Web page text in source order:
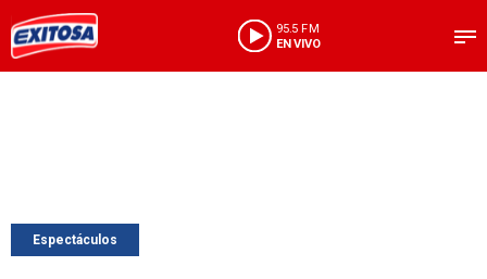
95.5 FM
EN VIVO
Espectáculos